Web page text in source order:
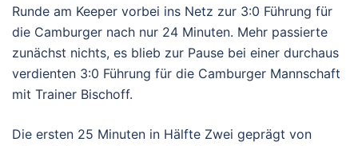
Runde am Keeper vorbei ins Netz zur 3:0 Führung für
die Camburger nach nur 24 Minuten. Mehr passierte
zunächst nichts, es blieb zur Pause bei einer durchaus
verdienten 3:0 Führung für die Camburger Mannschaft
mit Trainer Bischoff.
Die ersten 25 Minuten in Hälfte Zwei geprägt von